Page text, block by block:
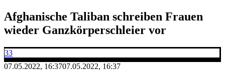
Afghanische Taliban schreiben Frauen
wieder Ganzkörperschleier vor
33
07.05.2022, 16:3707.05.2022, 16:37